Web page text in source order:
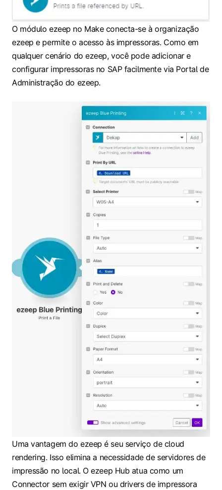
O módulo ezeep no Make conecta-se à organização
ezeep e permite o acesso às impressoras. Como em
qualquer cenário do ezeep, você pode adicionar e
configurar impressoras no SAP facilmente via Portal de
Administração do ezeep.
Uma vantagem do ezeep é seu serviço de cloud
rendering. Isso elimina a necessidade de servidores de
impressão no local. O ezeep Hub atua como um
Connector sem exigir VPN ou drivers de impressora